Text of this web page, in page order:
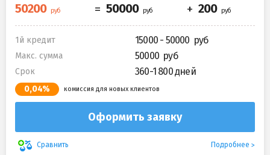
1й кредит 15000 - 50000
Макс. сумма 50000
Срок 360-1 800 дней
0,04% комиссия для новых клиентов
Оформить заявку
Сравнить Подробнее